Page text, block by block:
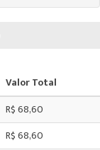
Valor Total
R$ 68,60
R$ 68,60